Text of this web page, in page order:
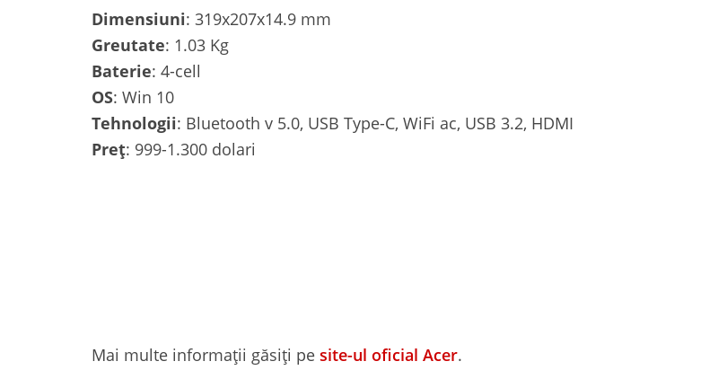
Dimensiuni: 319x207x14.9 mm
Greutate: 1.03 Kg
Baterie: 4-cell
OS: Win 10
Tehnologii: Bluetooth v 5.0, USB Type-C, WiFi ac, USB 3.2, HDMI
Preț: 999-1.300 dolari
Mai multe informații găsiți pe site-ul oficial Acer.